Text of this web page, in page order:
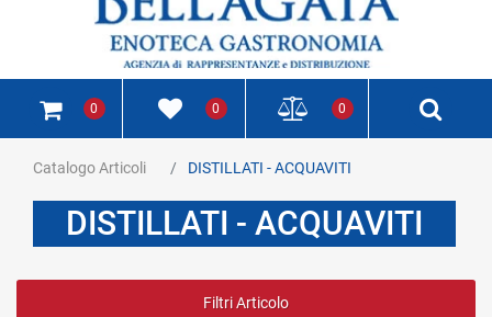
0 0 0
Catalogo Articoli DISTILLATI - ACQUAVITI
DISTILLATI - ACQUAVITI
Filtri Articolo